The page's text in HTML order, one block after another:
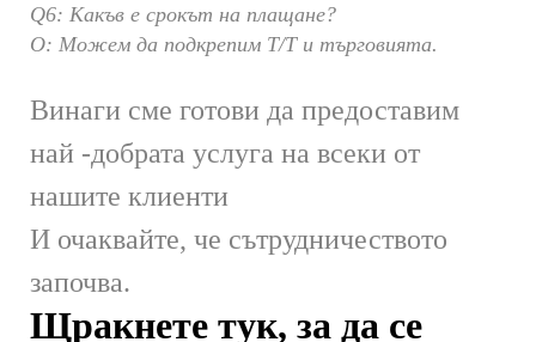
Q6: Какъв е срокът на плащане?
О: Можем да подкрепим T/T и търговията.
Винаги сме готови да предоставим
най -добрата услуга на всеки от
нашите клиенти
И очаквайте, че сътрудничеството
започва.
Щракнете тук, за да се